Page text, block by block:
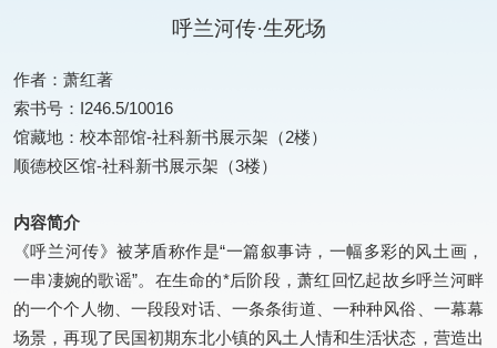
呼兰河传·生死场
作者：萧红著
索书号：I246.5/10016
馆藏地：校本部馆-社科新书展示架（2楼）
顺德校区馆-社科新书展示架（3楼）
内容简介
《呼兰河传》被茅盾称作是“一篇叙事诗，一幅多彩的风土画，
一串凄婉的歌谣”。在生命的*后阶段，萧红回忆起故乡呼兰河畔
的一个个人物、一段段对话、一条条街道、一种种风俗、一幕幕
场景，再现了民国初期东北小镇的风土人情和生活状态，营造出